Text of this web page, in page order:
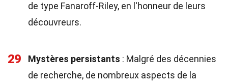
de type Fanaroff-Riley, en l'honneur de leurs
découvreurs.
29 Mystères persistants : Malgré des décennies
de recherche, de nombreux aspects de la